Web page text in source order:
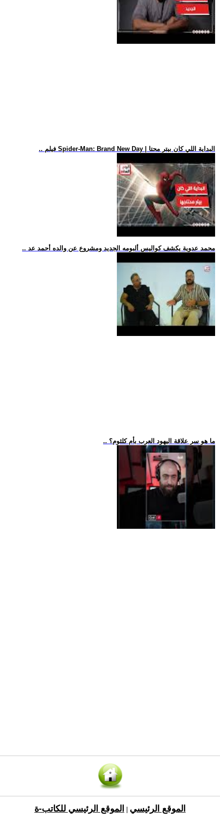
.. فيلم Spider-Man: Brand New Day | البداية اللي كان بيتر محتا
.. محمد عدوية يكشف كواليس ألبومه الجديد ومشروع عن والده أحمد عد
.. ما هو سر علاقة اليهود العرب بأم كلثوم؟
الموقع الرئيسي الموقع الرئيسي للكاتب-ة